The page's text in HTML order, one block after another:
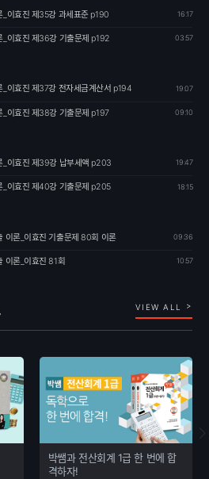
이효진 제35강 과세표준 p190 16:17
이효진 제36강 기출문제 p192 03:57
이효진 제37강 전자세금계산서 p194 19:07
이효진 제38강 기출문제 p197 09:10
_이효진 제39강 납부세액 p203 19:47
_이효진 제40강 기출문제 p205 18:15
이론_이효진 기출문제 80회 이론 09:36
이론_이효진 81회 10:57
VIEW ALL
박쌤과 전산회계 1급 한 번에 합
격하자!